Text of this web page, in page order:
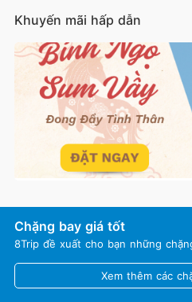
Khuyến mãi hấp dẫn
Chặng bay giá tốt
8Trip đề xuất cho bạn những
Xem thêm các